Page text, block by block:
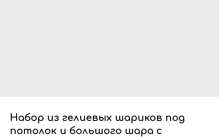
Набор из гелиевых шариков под
потолок и большого шара с